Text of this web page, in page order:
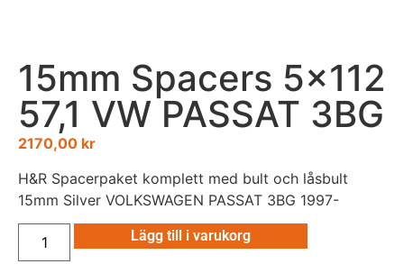
15mm Spacers 5×112
57,1 VW PASSAT 3BG
2170,00 kr
H&R Spacerpaket komplett med bult och låsbult
15mm Silver VOLKSWAGEN PASSAT 3BG 1997-
Lägg till i varukorg